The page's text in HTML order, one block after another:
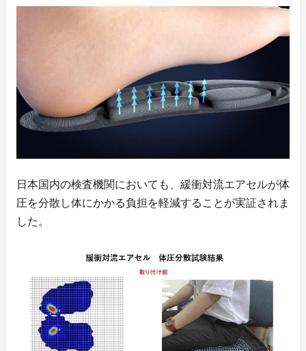
日本国内の検査機関においても、緩衝対流エアセルが体
圧を分散し体にかかる負担を軽減することが実証されま
した。